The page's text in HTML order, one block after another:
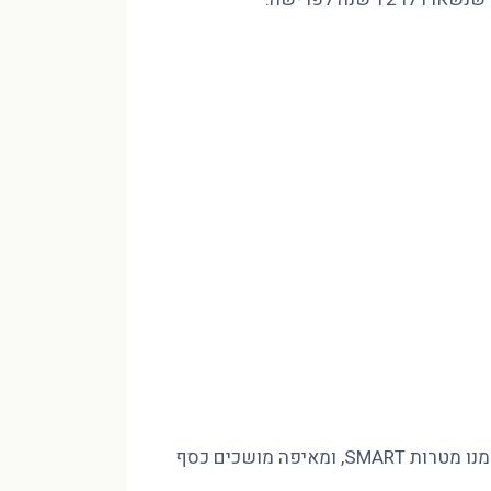
מינוס בהכנסה של 10,000 ₪ לא נסגר בחיסכון שאין לכם, אלא בסדר. פיטר הוד CFP מסביר איך בונים חזון לעשור, גוזרים ממנו מטרות SMART, ומאיפה מושכים כסף